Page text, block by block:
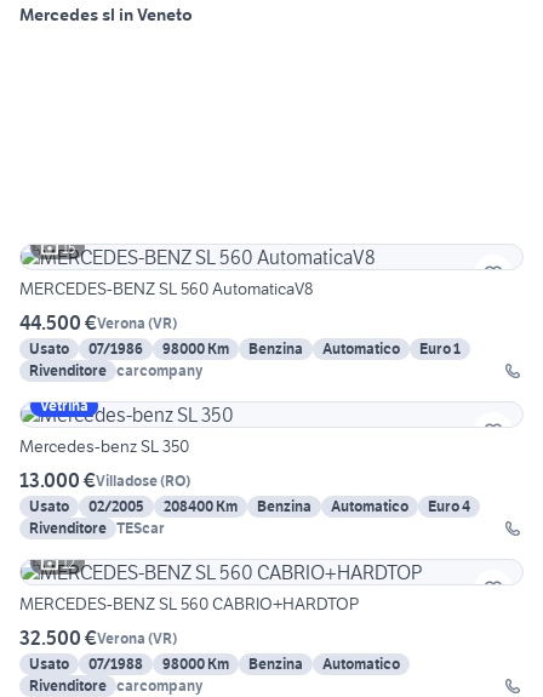
Mercedes sl in Veneto
15
MERCEDES-BENZ SL 560 AutomaticaV8
44.500 €Verona (VR)
Usato
07/1986 98000 Km Benzina Automatico
Euro 1
Rivenditore carcompany
Vetrina
Mercedes-benz SL 350
13.000 €Villadose(RO)
Usato
02/2005 208400 Km Benzina Automatico
Euro 4
Rivenditore TEScar
12
MERCEDES-BENZ SL 560 CABRIO+HARDTOP
32.500 €Verona (VR)
Usato
07/1988 98000 Km Benzina
Automatico
Rivenditore carcompany